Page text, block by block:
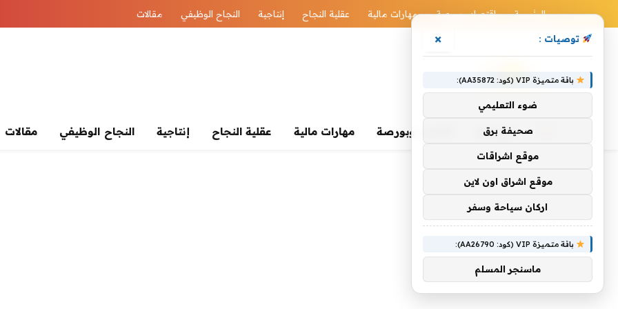
الرئيسية اقتصاد وبورصة مهارات مالية عقلية النجاح إنتاجية النجاح الوظيفي مقالات
الرئيسية اقتصاد وبورصة مهارات مالية عقلية النجاح إنتاجية النجاح الوظيفي مقالات
توصيات : ×
باقة متميزة VIP (كود: AA35872):
ضوء التعليمي
صحيفة برق
موقع اشراقات
موقع اشراق اون لاين
اركان سياحة وسفر
باقة متميزة VIP (كود: AA26790):
ماسنجر المسلم